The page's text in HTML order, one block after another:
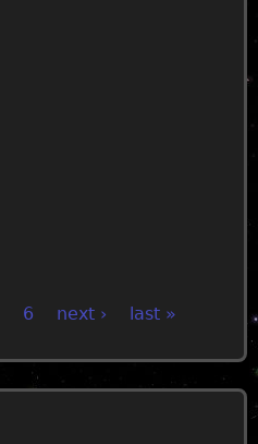
6 next › last »